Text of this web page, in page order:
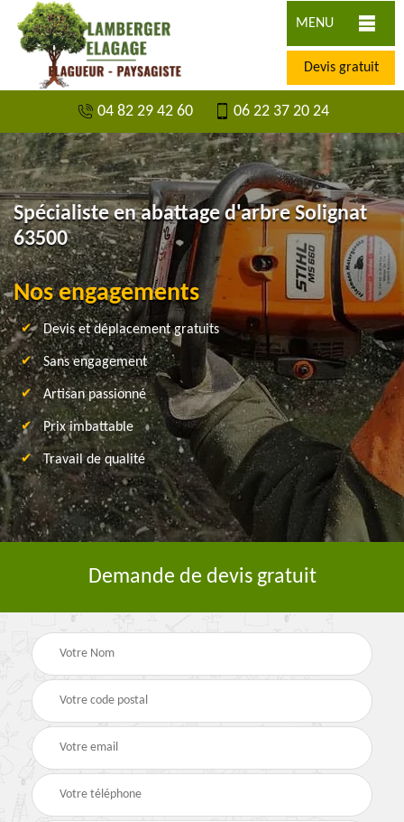
MENU
Devis gratuit
04 82 29 42 60 06 22 37 20 24
Spécialiste en abattage d'arbre Solignat
63500
Nos engagements
Devis et déplacement gratuits
Sans engagement
Artisan passionné
Prix imbattable
Travail de qualité
Demande de devis gratuit